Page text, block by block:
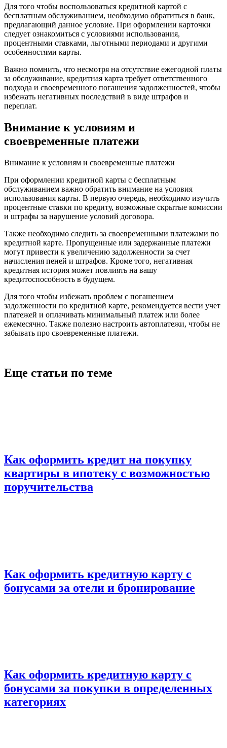
Для того чтобы воспользоваться кредитной картой с
бесплатным обслуживанием, необходимо обратиться в банк,
предлагающий данное условие. При оформлении карточки
следует ознакомиться с условиями использования,
процентными ставками, льготными периодами и другими
особенностями карты.
Важно помнить, что несмотря на отсутствие ежегодной платы
за обслуживание, кредитная карта требует ответственного
подхода и своевременного погашения задолженностей, чтобы
избежать негативных последствий в виде штрафов и
переплат.
Внимание к условиям и
своевременные платежи
Внимание к условиям и своевременные платежи
При оформлении кредитной карты с бесплатным
обслуживанием важно обратить внимание на условия
использования карты. В первую очередь, необходимо изучить
процентные ставки по кредиту, возможные скрытые комиссии
и штрафы за нарушение условий договора.
Также необходимо следить за своевременными платежами по
кредитной карте. Пропущенные или задержанные платежи
могут привести к увеличению задолженности за счет
начисления пеней и штрафов. Кроме того, негативная
кредитная история может повлиять на вашу
кредитоспособность в будущем.
Для того чтобы избежать проблем с погашением
задолженности по кредитной карте, рекомендуется вести учет
платежей и оплачивать минимальный платеж или более
ежемесячно. Также полезно настроить автоплатежи, чтобы не
забывать про своевременные платежи.
Еще статьи по теме
Как оформить кредит на покупку
квартиры в ипотеку с возможностью
поручительства
Как оформить кредитную карту с
бонусами за отели и бронирование
Как оформить кредитную карту с
бонусами за покупки в определенных
категориях